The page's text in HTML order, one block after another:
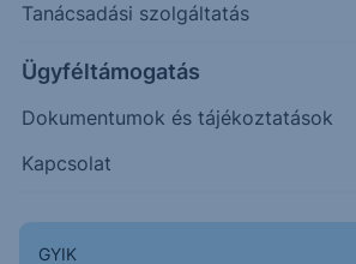
Tanácsadási szolgáltatás
Ügyféltámogatás
Dokumentumok és tájékoztatások
Kapcsolat
GYIK
08:00 16:00 8. Aug 08:00
6.7460
6.7470